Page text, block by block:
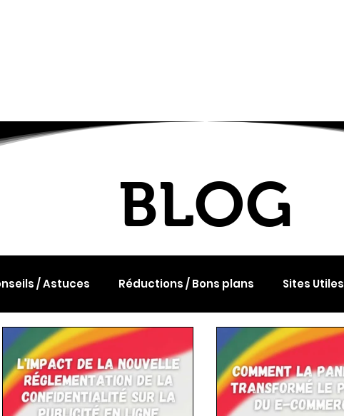
/ Astuces Réductions / Bons plans Sites Utiles
E-commerce Analyse de Données
BLOG
BLOG